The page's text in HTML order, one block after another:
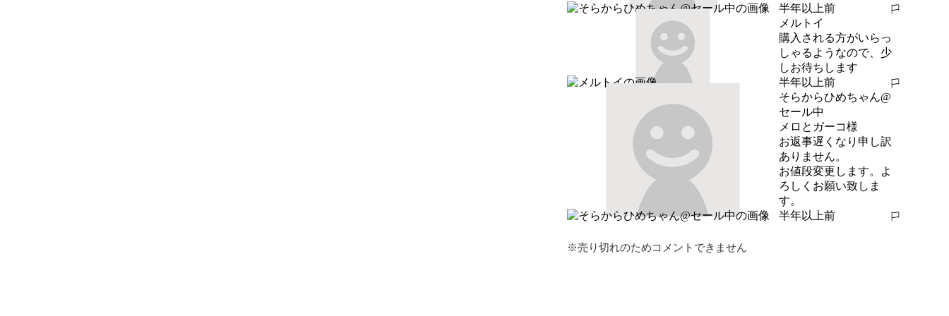
半年以上前
報告する
メルトイ
購入される方がいらっ
しゃるようなので、少
しお待ちします
半年以上前
報告する
そらからひめちゃん@
セール中
メロとガーコ様
お返事遅くなり申し訳
ありません。
お値段変更します。よ
ろしくお願い致しま
す。
半年以上前
報告する
※売り切れのためコメントできません